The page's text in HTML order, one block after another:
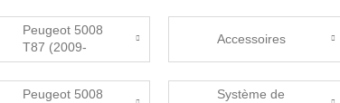
Peugeot 5008
T87 (2009-
2016) Mazací
plány
Accessoires
Peugeot 5008
Système de